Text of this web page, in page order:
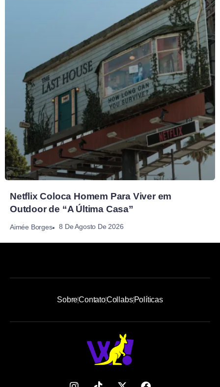
Netflix Coloca Homem Para Viver em
Outdoor de “A Última Casa”
Aimée Borges 8 De Agosto De 2026
SobreContatoCollabsPolíticas